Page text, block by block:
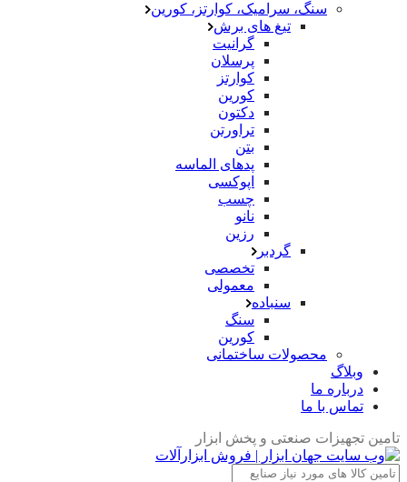
سنگ، سرامیک، کوارتز، کورین
تیغ های برش
گرانیت
پرسلان
کوارتز
کورین
دکتون
تراورتن
بتن
پدهای الماسه
اپوکسی
چسب
نانو
رزین
گردبر
تخصصی
معمولی
سنباده
سنگ
کورین
محصولات ساختمانی
وبلاگ
درباره ما
تماس با ما
تامین تجهیزات صنعتی و پخش ابزار